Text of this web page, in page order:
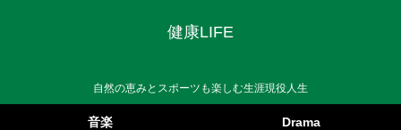
健康LIFE
自然の恵みとスポーツも楽しむ生涯現役人生
音楽 Drama